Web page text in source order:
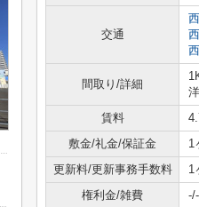
交通
間取り/詳細
賃料
敷金/礼金/保証金
1
更新料/更新事務手数料
1
権利金/雑費
-/-